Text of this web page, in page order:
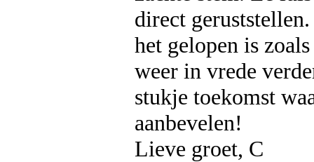
direct
het gelopen is
weer in vrede
stukje toekomst
aanbevelen!
Lieve groet, C